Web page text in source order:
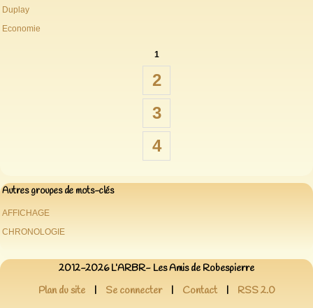
Duplay
Economie
1
2
3
4
Autres groupes de mots-clés
AFFICHAGE
CHRONOLOGIE
2012-2026 L’ARBR- Les Amis de Robespierre
Plan du site
| Se connecter | Contact | RSS 2.0